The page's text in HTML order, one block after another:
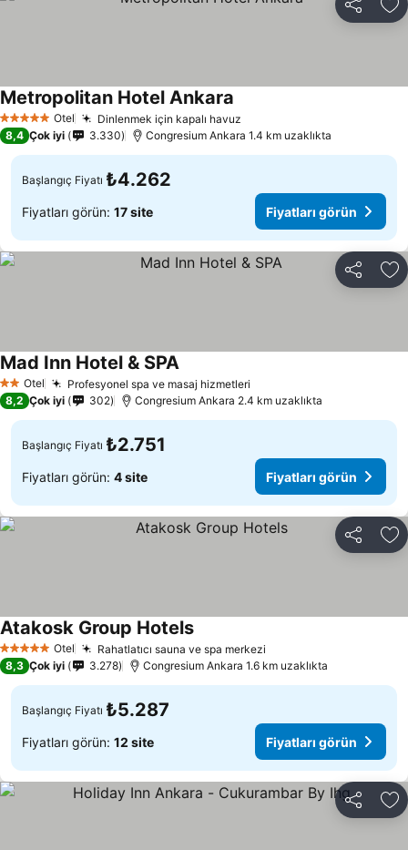
Paylaş
5 Yıldız Otel Dinlenmek için kapalı havuz
Metropolitan Hotel Ankara
8,4 Çok iyi 3.330 Congresium Ankara 1.4 km uzaklıkta
Başlangıç Fiyatı ₺4.262
Fiyatları görün: 17 site Fiyatları görün
Paylaş
2 Yıldız
Otel Profesyonel spa ve masaj hizmetleri
Mad Inn Hotel & SPA
8,2 Çok iyi 302 Congresium Ankara 2.4 km uzaklıkta
Başlangıç Fiyatı ₺2.751
Fiyatları görün: 4 site Fiyatları görün
Paylaş
5 Yıldız Otel Rahatlatıcı sauna ve spa merkezi
Atakosk Group Hotels
8,3 Çok iyi 3.278 Congresium Ankara 1.6 km uzaklıkta
Başlangıç Fiyatı ₺5.287
Fiyatları görün: 12 site Fiyatları görün
Paylaş